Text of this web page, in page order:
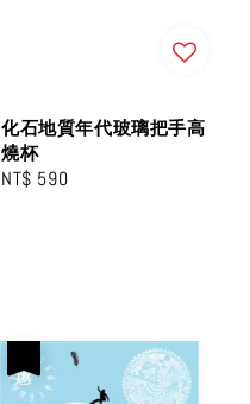
化石地質年代玻璃把手高
燒杯
Regular
NT$ 590